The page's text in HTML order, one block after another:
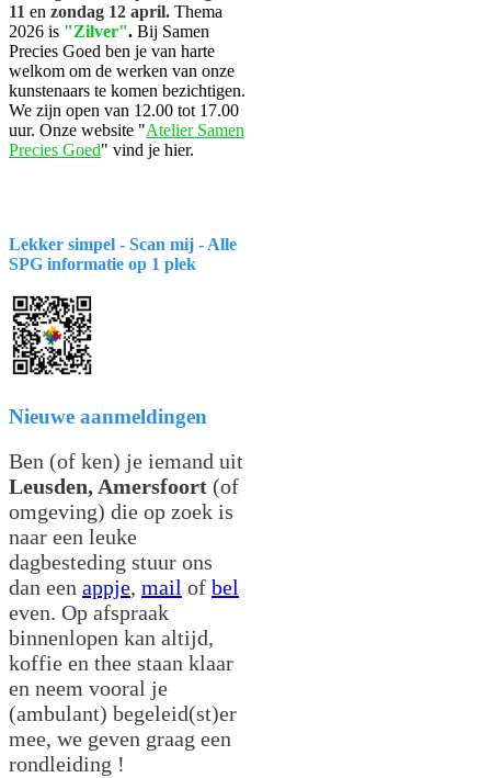
11 en zondag 12 april. Thema
2026 is "Zilver". Bij Samen
Precies Goed ben je van harte
welkom om de werken van onze
kunstenaars te komen bezichtigen.
We zijn open van 12.00 tot 17.00
uur. Onze website "Atelier Samen
Precies Goed" vind je hier.
Lekker simpel - Scan mij - Alle
SPG informatie op 1 plek
Nieuwe aanmeldingen
Ben (of ken) je iemand uit
Leusden, Amersfoort (of
omgeving) die op zoek is
naar een leuke
dagbesteding stuur ons
dan een appje, mail of bel
even. Op afspraak
binnenlopen kan altijd,
koffie en thee staan klaar
en neem vooral je
(ambulant) begeleid(st)er
mee, we geven graag een
rondleiding !